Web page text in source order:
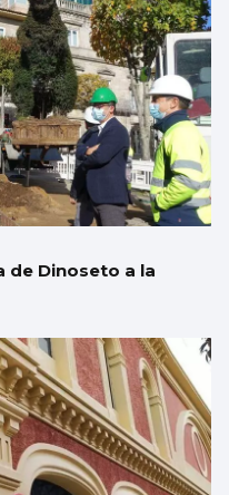
de Dinoseto a la